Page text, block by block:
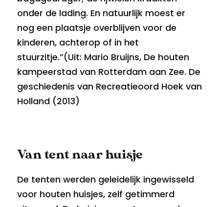
onder de lading. En natuurlijk moest er
nog een plaatsje overblijven voor de
kinderen, achterop of in het
stuurzitje.”(Uit: Mario Bruijns, De houten
kampeerstad van Rotterdam aan Zee. De
geschiedenis van Recreatieoord Hoek van
Holland (2013)
Van tent naar huisje
De tenten werden geleidelijk ingewisseld
voor houten huisjes, zelf getimmerd